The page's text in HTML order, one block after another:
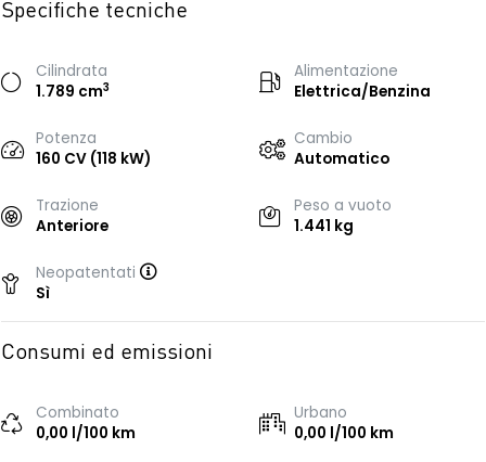
Specifiche tecniche
Cilindrata
1.789 cm3
Alimentazione
Elettrica/Benzina
Potenza
160 CV (118 kW)
Cambio
Automatico
Trazione
Anteriore
Peso a vuoto
1.441 kg
Neopatentati
Sì
Consumi ed emissioni
Combinato
0,00 l/100 km
Urbano
0,00 l/100 km